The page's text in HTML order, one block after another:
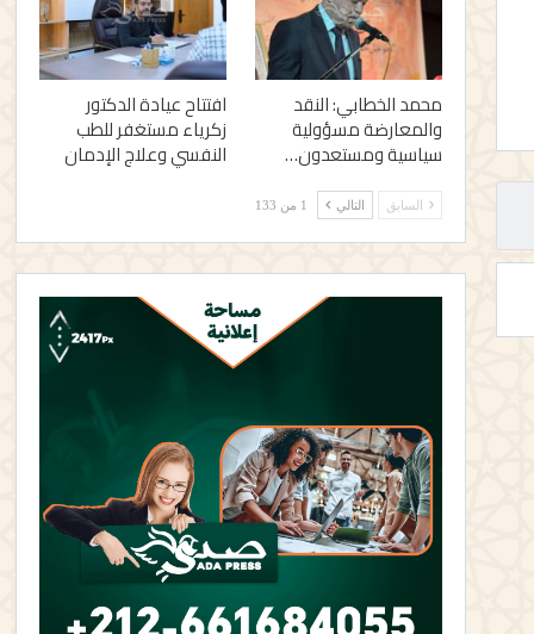
محمد الخطابي: النقد
والمعارضة مسؤولية
سياسية ومستعدون…
افتتاح عيادة الدكتور
زكرياء مستغفر للطب
النفسي وعلاج الإدمان
السابق التالي 1 من 133